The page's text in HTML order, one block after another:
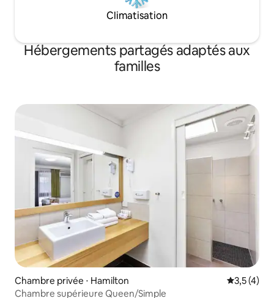
Climatisation
Hébergements partagés adaptés aux
familles
Chambre privée ⋅ Hamilton Évaluation
3,5 (4)
Chambre supérieure Queen/Simple